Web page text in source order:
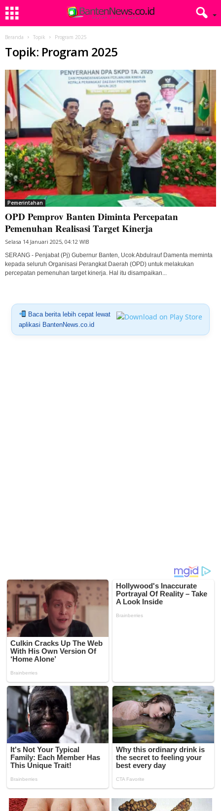
Beranda Topik Program 2025
Topik: Program 2025
Pemerintahan
OPD Pemprov Banten Diminta Percepatan
Pemenuhan Realisasi Target Kinerja
Selasa 14 Januari 2025, 04:12 WIB
SERANG - Penjabat (Pj) Gubernur Banten, Ucok Abdulrauf Damenta meminta
kepada seluruh Organisasi Perangkat Daerah (OPD) untuk melakukan
percepatan pemenuhan target kinerja. Hal itu disampaikan...
Baca berita lebih cepat lewat
aplikasi BantenNews.co.id